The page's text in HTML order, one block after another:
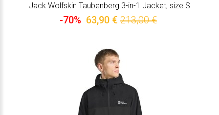
Jack Wolfskin Taubenberg 3-in-1 Jacket, size S
-70% 63,90 € 213,00 €